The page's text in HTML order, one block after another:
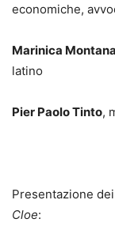
economiche,
Marinica
latino
Pier Paolo Tinto,
Presentazione
Cloe: